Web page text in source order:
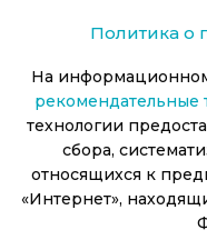
Политика о
На
рекомендательные
технологии
сбора,
относящихся к
«Интернет»,